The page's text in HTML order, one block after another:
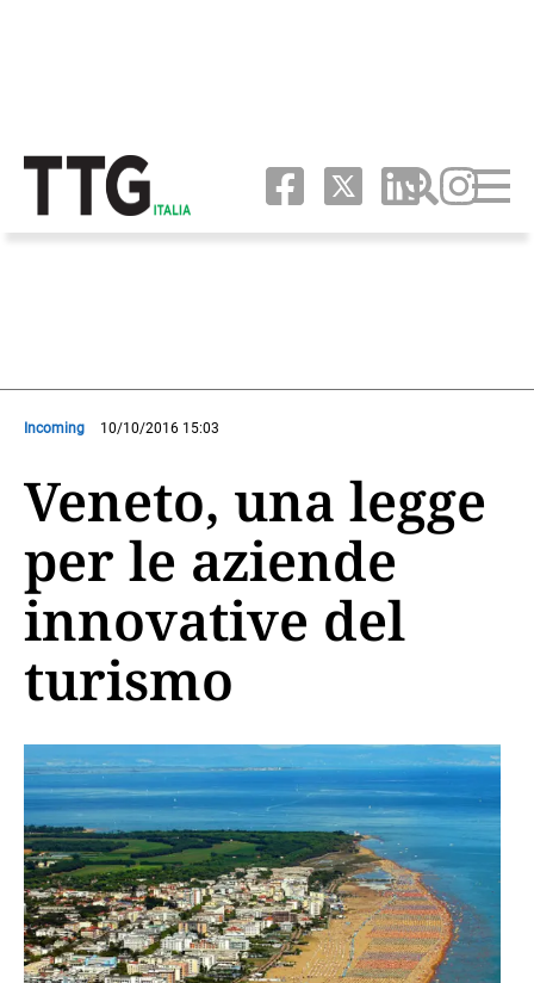
Incoming 10/10/2016 15:03
Veneto, una legge
per le aziende
innovative del
turismo